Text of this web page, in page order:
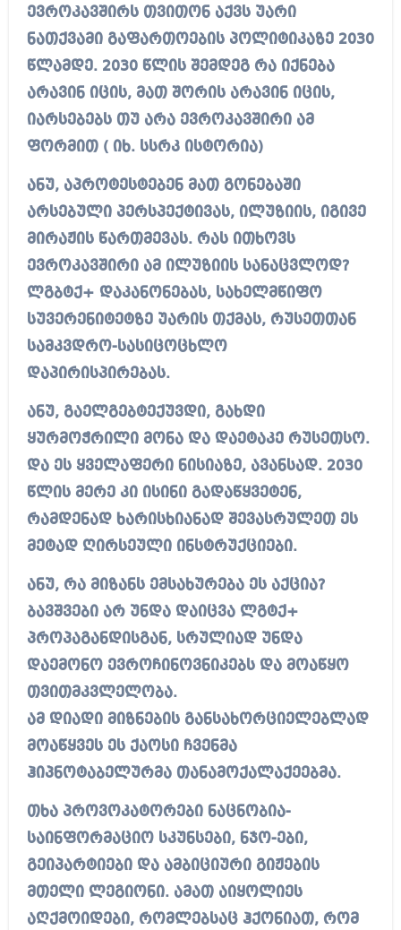
ევროკავშირს თვითონ აქვს უარი
ნათქვამი გაფართოების პოლიტიკაზე 2030
წლამდე. 2030 წლის შემდეგ რა იქნება
არავინ იცის, მათ შორის არავინ იცის,
იარსებებს თუ არა ევროკავშირი ამ
ფორმით ( იხ. სსრკ ისტორია)
ანუ, აპროტესტებენ მათ გონებაში
არსებული პერსპექტივას, ილუზიის, იგივე
მირაჟის წართმევას. რას ითხოვს
ევროკავშირი ამ ილუზიის სანაცვლოდ?
ლგბტქ+ დაკანონებას, სახელმწიფო
სუვერენიტეტზე უარის თქმას, რუსეთთან
სამკვდრო-სასიცოცხლო
დაპირისპირებას.
ანუ, გაელგებტექუვდი, გახდი
ყურმოჭრილი მონა და დაეტაკე რუსეთსო.
და ეს ყველაფერი ნისიაზე, ავანსად. 2030
წლის მერე კი ისინი გადაწყვეტენ,
რამდენად ხარისხიანად შევასრულეთ ეს
მეტად ღირსეული ინსტრუქციები.
ანუ, რა მიზანს ემსახურება ეს აქცია?
ბავშვები არ უნდა დაიცვა ლგტქ+
პროპაგანდისგან, სრულიად უნდა
დაემონო ევროჩინოვნიკებს და მოაწყო
თვითმკვლელობა.
ამ დიადი მიზნების განსახორციელებლად
მოაწყვეს ეს ქაოსი ჩვენმა
ჰიპნოტაბელურმა თანამოქალაქეებმა.
თხა პროვოკატორები ნაცნობია-
საინფორმაციო სკუნსები, ნჯო-ები,
გეიპარტიები და ამბიციური გიჟების
მთელი ლეგიონი. ამათ აიყოლიეს
აღქმოიდები, რომლებსაც ჰქონიათ, რომ